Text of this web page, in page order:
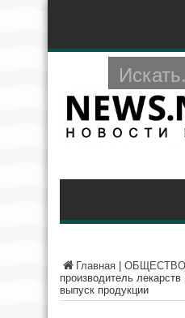
Главная ОБЩЕСТВО
производитель
выпуск продукции